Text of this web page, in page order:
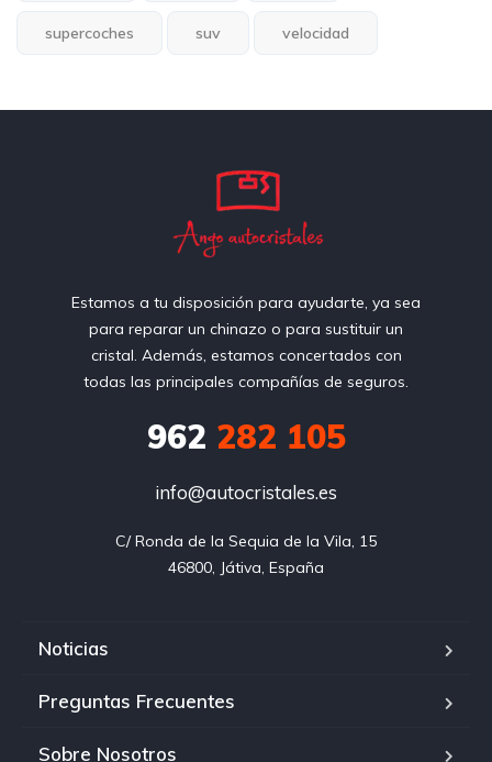
supercoches suv velocidad
Estamos a tu disposición para ayudarte, ya sea
para reparar un chinazo o para sustituir un
cristal. Además, estamos concertados con
todas las principales compañías de seguros.
962 282 105
info@autocristales.es
C/ Ronda de la Sequia de la Vila, 15
46800, Játiva, España
Noticias
Preguntas Frecuentes
Sobre Nosotros